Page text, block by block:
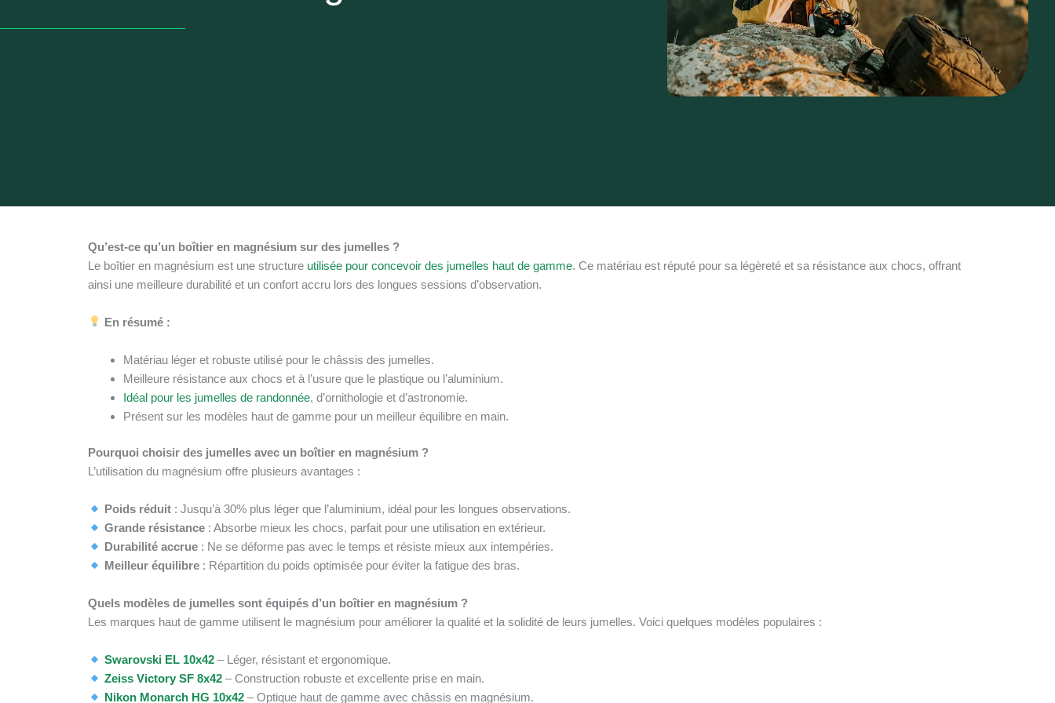
Qu’est-ce qu’un boîtier en magnésium sur des jumelles ?
Le boîtier en magnésium est une structure utilisée pour concevoir des jumelles haut de gamme. Ce matériau est réputé pour sa légèreté et sa résistance aux chocs, offrant
ainsi une meilleure durabilité et un confort accru lors des longues sessions d’observation.
En résumé :
Matériau léger et robuste utilisé pour le châssis des jumelles.
Meilleure résistance aux chocs et à l’usure que le plastique ou l’aluminium.
Idéal pour les jumelles de randonnée, d’ornithologie et d’astronomie.
Présent sur les modèles haut de gamme pour un meilleur équilibre en main.
Pourquoi choisir des jumelles avec un boîtier en magnésium ?
L’utilisation du magnésium offre plusieurs avantages :
Poids réduit : Jusqu’à 30% plus léger que l’aluminium, idéal pour les longues observations.
Grande résistance : Absorbe mieux les chocs, parfait pour une utilisation en extérieur.
Durabilité accrue : Ne se déforme pas avec le temps et résiste mieux aux intempéries.
Meilleur équilibre : Répartition du poids optimisée pour éviter la fatigue des bras.
Quels modèles de jumelles sont équipés d’un boîtier en magnésium ?
Les marques haut de gamme utilisent le magnésium pour améliorer la qualité et la solidité de leurs jumelles. Voici quelques modèles populaires :
Swarovski EL 10x42 – Léger, résistant et ergonomique.
Zeiss Victory SF 8x42 – Construction robuste et excellente prise en main.
Nikon Monarch HG 10x42 – Optique haut de gamme avec châssis en magnésium.